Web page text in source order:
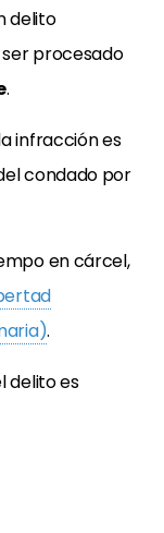
delito
ser procesado
.
infracción es
condado por
en cárcel,
.
delito es